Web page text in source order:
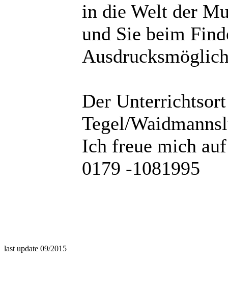
in die Welt der
und Sie beim
Der
Tegel/
Ich freue mich
0179 -1081995
last update 09/2015